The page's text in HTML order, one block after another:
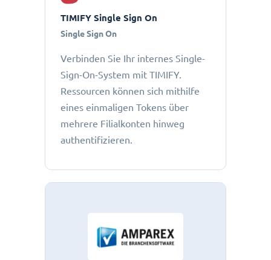
TIMIFY Single Sign On
Single Sign On
Verbinden Sie Ihr internes Single-
Sign-On-System mit TIMIFY.
Ressourcen können sich mithilfe
eines einmaligen Tokens über
mehrere Filialkonten hinweg
authentifizieren.